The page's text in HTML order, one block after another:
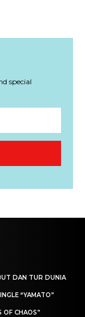
special
DAN TUR DUNIA
“YAMATO”
OF CHAOS”